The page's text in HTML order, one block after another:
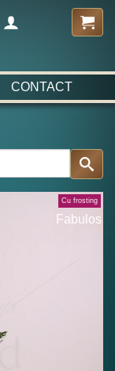
CONTACT
Cu frosting
Fabulos